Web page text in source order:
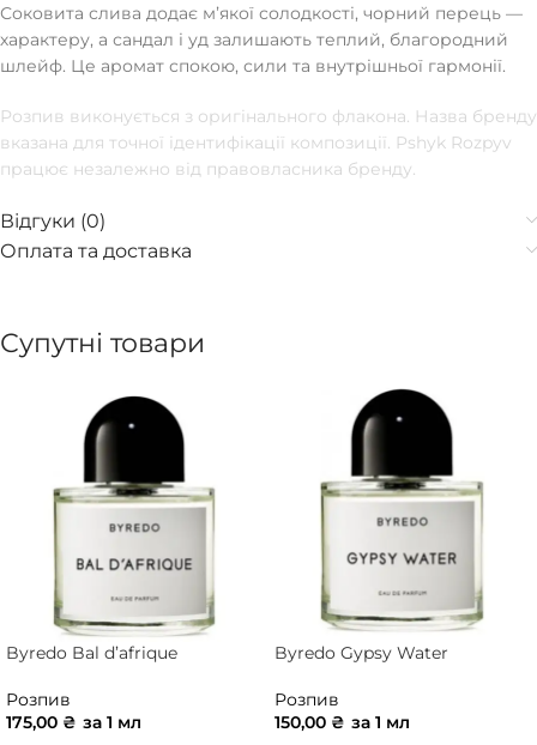
Соковита слива додає мʼякої солодкості, чорний перець —
характеру, а сандал і уд залишають теплий, благородний
шлейф. Це аромат спокою, сили та внутрішньої гармонії.
Розпив виконується з оригінального флакона. Назва бренду
вказана для точної ідентифікації композиції. Pshyk Rozpyv
працює незалежно від правовласника бренду.
Відгуки (0)
Оплата та доставка
Супутні товари
Byredo Bal d’afrique
Розпив
175,00 ₴ за 1 мл
Byredo Gypsy Water
Розпив
150,00 ₴ за 1 мл